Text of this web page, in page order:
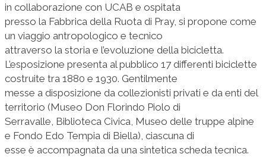
in collaborazione con UCAB e ospitata
presso la Fabbrica della Ruota di Pray, si propone come
un viaggio antropologico e tecnico
attraverso la storia e l’evoluzione della bicicletta.
L’esposizione presenta al pubblico 17 differenti biciclette
costruite tra 1880 e 1930. Gentilmente
messe a disposizione da collezionisti privati e da enti del
territorio (Museo Don Florindo Piolo di
Serravalle, Biblioteca Civica, Museo delle truppe alpine
e Fondo Edo Tempia di Biella), ciascuna di
esse è accompagnata da una sintetica scheda tecnica.